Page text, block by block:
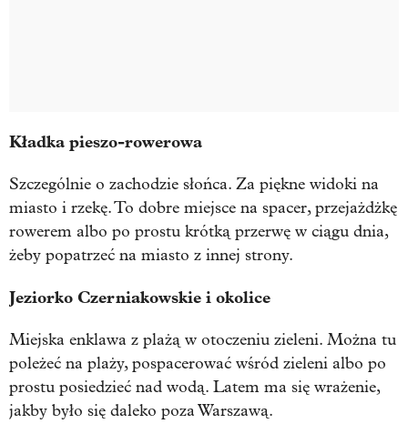
Kładka pieszo-rowerowa
Szczególnie o zachodzie słońca. Za piękne widoki na
miasto i rzekę. To dobre miejsce na spacer, przejażdżkę
rowerem albo po prostu krótką przerwę w ciągu dnia,
żeby popatrzeć na miasto z innej strony.
Jeziorko Czerniakowskie i okolice
Miejska enklawa z plażą w otoczeniu zieleni. Można tu
poleżeć na plaży, pospacerować wśród zieleni albo po
prostu posiedzieć nad wodą. Latem ma się wrażenie,
jakby było się daleko poza Warszawą.